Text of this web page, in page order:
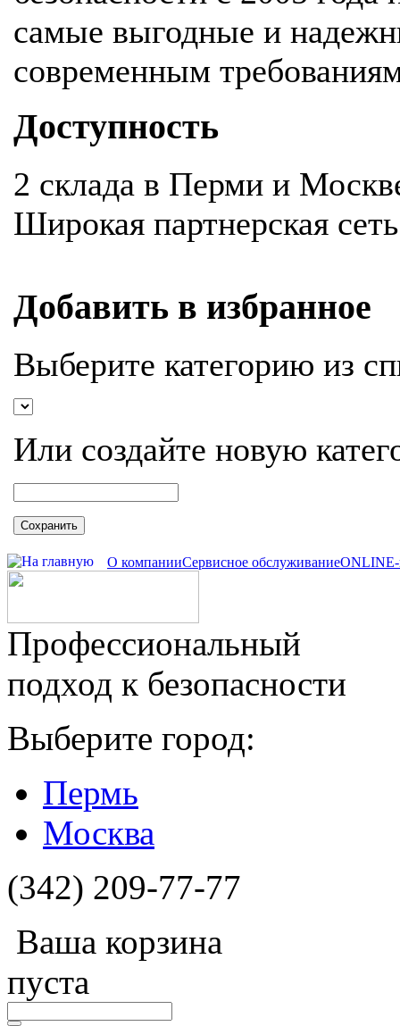
самые выгодные и
современным
Доступность
2 склада в Перми и
Широкая партнерская
Добавить в избранное
Выберите категорию из
Или создайте новую
Сохранить
О компанииСервисное обслуживаниеONLINE-
Профессиональный
подход к безопасности
Выберите город:
Пермь
Москва
(342) 209-77-77
Ваша корзина
пуста